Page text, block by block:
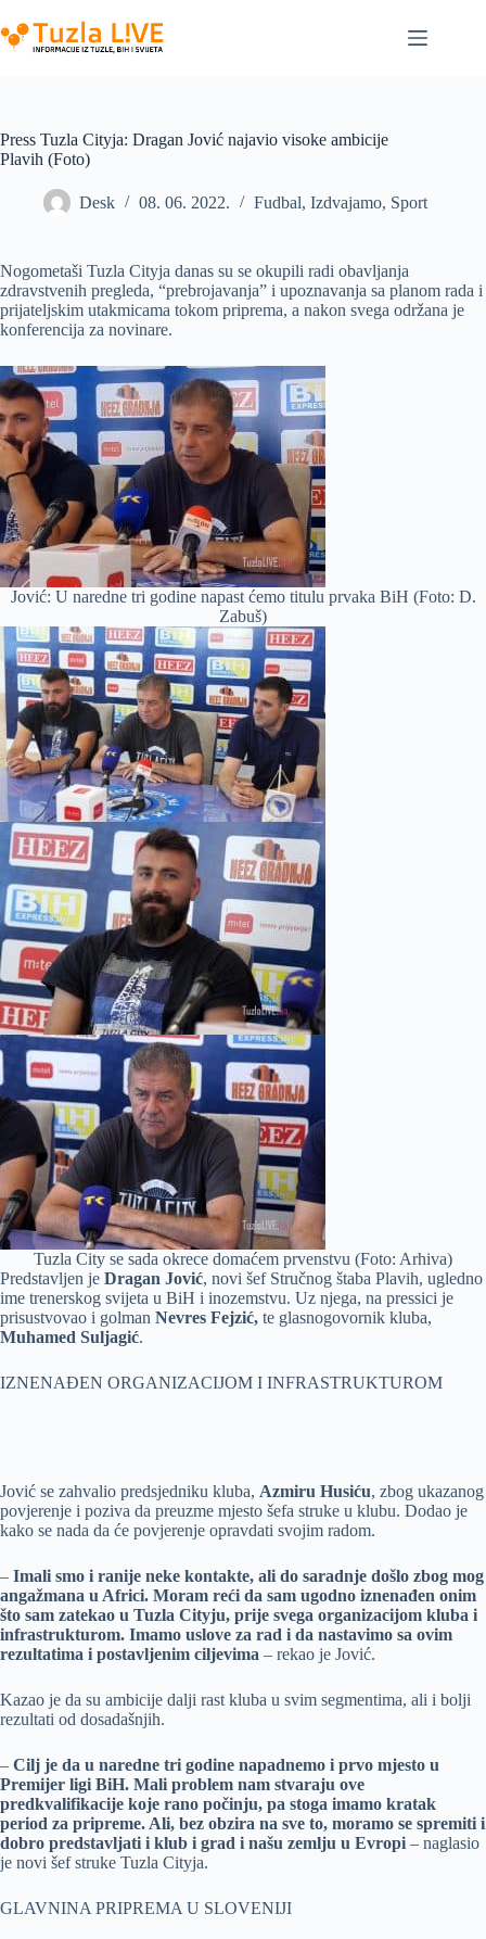
to
content
Press Tuzla Cityja: Dragan Jović najavio visoke ambicije
Plavih (Foto)
Desk 08. 06. 2022. Fudbal, Izdvajamo, Sport
Nogometaši Tuzla Cityja danas su se okupili radi obavljanja
zdravstvenih pregleda, “prebrojavanja” i upoznavanja sa planom rada i
prijateljskim utakmicama tokom priprema, a nakon svega održana je
konferencija za novinare.
Jović: U naredne tri godine napast ćemo titulu prvaka BiH (Foto: D.
Zabuš)
Tuzla City se sada okrece domaćem prvenstvu (Foto: Arhiva)
Predstavljen je Dragan Jović, novi šef Stručnog štaba Plavih, ugledno
ime trenerskog svijeta u BiH i inozemstvu. Uz njega, na pressici je
prisustvovao i golman Nevres Fejzić, te glasnogovornik kluba,
Muhamed Suljagić.
IZNENAĐEN ORGANIZACIJOM I INFRASTRUKTUROM
Jović se zahvalio predsjedniku kluba, Azmiru Husiću, zbog ukazanog
povjerenje i poziva da preuzme mjesto šefa struke u klubu. Dodao je
kako se nada da će povjerenje opravdati svojim radom.
– Imali smo i ranije neke kontakte, ali do saradnje došlo zbog mog
angažmana u Africi. Moram reći da sam ugodno iznenađen onim
što sam zatekao u Tuzla Cityju, prije svega organizacijom kluba i
infrastrukturom. Imamo uslove za rad i da nastavimo sa ovim
rezultatima i postavljenim ciljevima – rekao je Jović.
Kazao je da su ambicije dalji rast kluba u svim segmentima, ali i bolji
rezultati od dosadašnjih.
– Cilj je da u naredne tri godine napadnemo i prvo mjesto u
Premijer ligi BiH. Mali problem nam stvaraju ove
predkvalifikacije koje rano počinju, pa stoga imamo kratak
period za pripreme. Ali, bez obzira na sve to, moramo se spremiti i
dobro predstavljati i klub i grad i našu zemlju u Evropi – naglasio
je novi šef struke Tuzla Cityja.
GLAVNINA PRIPREMA U SLOVENIJI